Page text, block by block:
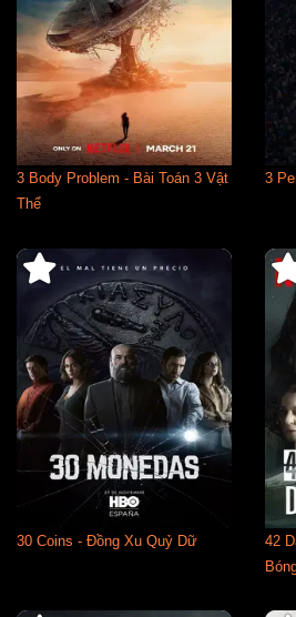
3 Body Problem - Bài Toán 3 Vật
Thể
3
30 Coins - Đồng Xu Quỷ Dữ
42